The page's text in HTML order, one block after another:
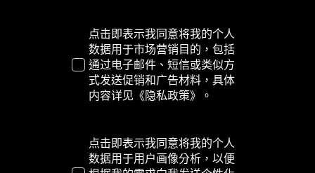
点击即表示我同意将我的个人
数据用于市场营销目的，包括
通过电子邮件、短信或类似方
式发送促销和广告材料，具体
内容详见《隐私政策》。
点击即表示我同意将我的个人
数据用于用户画像分析，以便